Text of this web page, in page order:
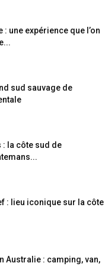
une expérience que l’on
sud sauvage de
: la côte sud de
: lieu iconique sur la côte
Australie : camping, van,